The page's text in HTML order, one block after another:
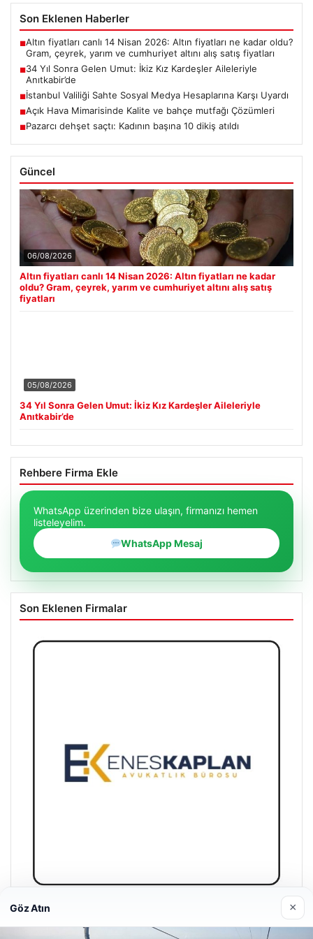
Son Eklenen Haberler
■Altın fiyatları canlı 14 Nisan 2026: Altın fiyatları ne kadar oldu?
Gram, çeyrek, yarım ve cumhuriyet altını alış satış fiyatları
■34 Yıl Sonra Gelen Umut: İkiz Kız Kardeşler Aileleriyle
Anıtkabir’de
■İstanbul Valiliği Sahte Sosyal Medya Hesaplarına Karşı Uyardı
■Açık Hava Mimarisinde Kalite ve bahçe mutfağı Çözümleri
■Pazarcı dehşet saçtı: Kadının başına 10 dikiş atıldı
Güncel
06/08/2026
Altın fiyatları canlı 14 Nisan 2026: Altın fiyatları ne kadar
oldu? Gram, çeyrek, yarım ve cumhuriyet altını alış satış
fiyatları
05/08/2026
34 Yıl Sonra Gelen Umut: İkiz Kız Kardeşler Aileleriyle
Anıtkabir’de
Rehbere Firma Ekle
WhatsApp üzerinden bize ulaşın, firmanızı hemen
listeleyelim.
WhatsApp Mesaj
Son Eklenen Firmalar
Enes Kaplan Avukatlık Bürosu
Göz Atın ×